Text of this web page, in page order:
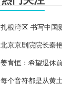
扎根湾区 书写中国
北京京剧院院长秦
姜育恒：希望退休
每个音符都是从黄